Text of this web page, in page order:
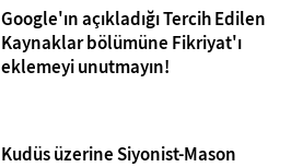
Google'ın açıkladığı Tercih Edilen
Kaynaklar bölümüne Fikriyat'ı
eklemeyi unutmayın!
Kudüs üzerine Siyonist-Mason